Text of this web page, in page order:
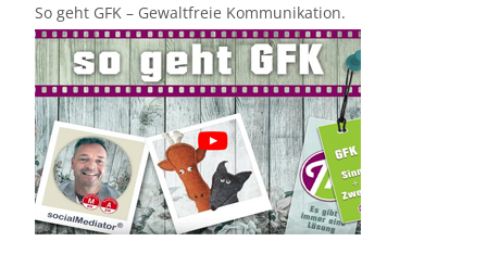
So geht GFK – Gewaltfreie Kommunikation.